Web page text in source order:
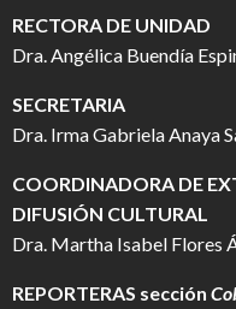
RECTORA DE UNIDAD
Dra. Angélica Buendía
SECRETARIA
Dra. Irma Gabriela Anaya
COORDINADORA DE
DIFUSIÓN CULTURAL
Dra. Martha Isabel Flores
REPORTERAS sección